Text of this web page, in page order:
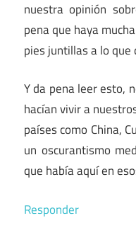
nuestra opinión
pena que haya
pies juntillas a lo que
Y da pena leer esto,
hacían vivir a
países como China,
un oscurantismo
que había aquí en
Responder